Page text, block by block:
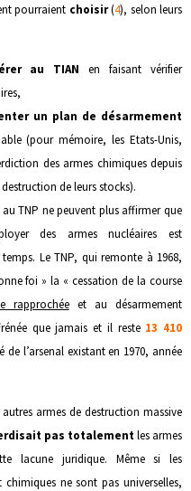
pourraient choisir(4), selon leurs
au TIAN en faisant vérifier
un plan de désarmement
(pour mémoire, les Etats-Unis,
des armes chimiques depuis
de leurs stocks).
TNP ne peuvent plus affirmer que
des armes nucléaires est
Le TNP, qui remonte à 1968,
foi » la « cessation de la course
rapprochéeet au désarmement
que jamais et il reste 13 410
l’arsenal existant en 1970, année
armes de destruction massive
pas totalementles armes
lacune juridique. Même si les
ne sont pas universelles,